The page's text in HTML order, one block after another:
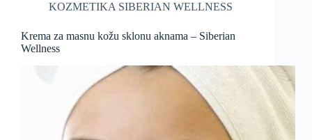
KOZMETIKA SIBERIAN WELLNESS
Krema za masnu kožu sklonu aknama – Siberian
Wellness